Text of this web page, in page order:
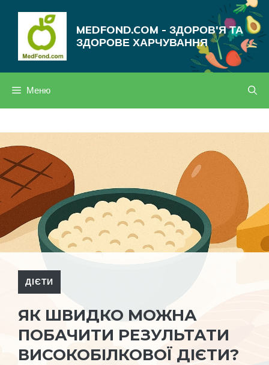
MEDFOND.COM - ЗДОРОВ'Я ТА
ЗДОРОВЕ ХАРЧУВАННЯ
Меню
ДІЄТИ
ЯК ШВИДКО МОЖНА
ПОБАЧИТИ РЕЗУЛЬТАТИ
ВИСОКОБІЛКОВОЇ ДІЄТИ?